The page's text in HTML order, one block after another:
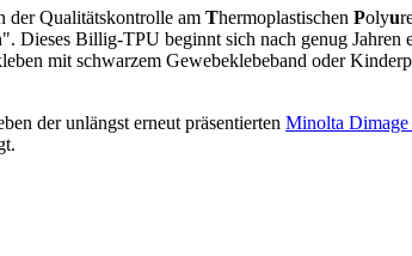
der Qualitätskontrolle am Thermoplastischen Polyu
Billig-TPU beginnt sich nach genug Jahren
mit schwarzem Gewebeklebeband oder
der unlängst erneut präsentierten Minolta